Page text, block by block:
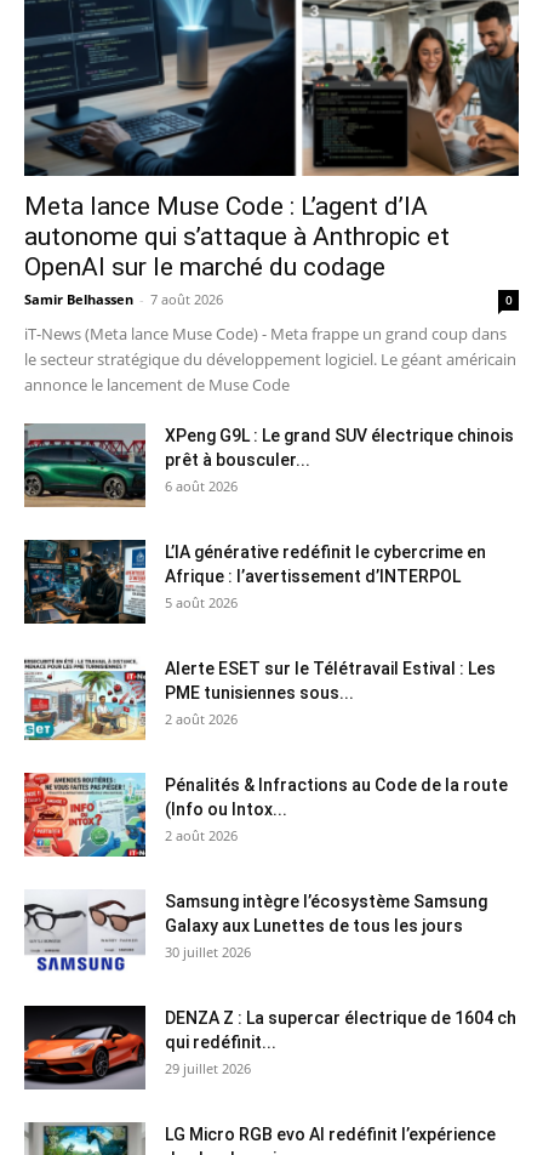
Meta lance Muse Code : L’agent d’IA
autonome qui s’attaque à Anthropic et
OpenAI sur le marché du codage
Samir Belhassen - 7 août 2026 0
iT-News (Meta lance Muse Code) - Meta frappe un grand coup dans
le secteur stratégique du développement logiciel. Le géant américain
annonce le lancement de Muse Code
XPeng G9L : Le grand SUV électrique chinois
prêt à bousculer...
6 août 2026
L’IA générative redéfinit le cybercrime en
Afrique : l’avertissement d’INTERPOL
5 août 2026
Alerte ESET sur le Télétravail Estival : Les
PME tunisiennes sous...
2 août 2026
Pénalités & Infractions au Code de la route
(Info ou Intox...
2 août 2026
Samsung intègre l’écosystème Samsung
Galaxy aux Lunettes de tous les jours
30 juillet 2026
DENZA Z : La supercar électrique de 1604 ch
qui redéfinit...
29 juillet 2026
LG Micro RGB evo AI redéfinit l’expérience